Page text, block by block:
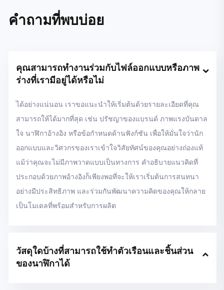
คำถามที่พบบ่อย
คุณสามารถทำงานร่วมกับไฟล์ออกแบบหรือภาพ
ร่างที่เรามีอยู่ได้หรือไม่
ได้อย่างแน่นอน เราขอแนะนำให้เริ่มต้นด้วยรายละเอียดที่คุณ
สามารถให้ได้มากที่สุด เช่น ปรัชญาของแบรนด์ ภาพแรงบันดาล
ใจ นาฬิกาอ้างอิง หรือข้อกำหนดด้านฟังก์ชัน เพื่อให้มั่นใจว่านัก
ออกแบบและวิศวกรของเราเข้าใจวิสัยทัศน์ของคุณอย่างถ่องแท้
แม้ว่าคุณจะไม่มีภาพวาดแบบเป็นทางการ คำอธิบายแนวคิดที่
ประกอบด้วยภาพอ้างอิงก็เพียงพอที่จะให้เราเริ่มต้นการสนทนา
อย่างมีประสิทธิภาพ และร่วมกันพัฒนาความคิดของคุณให้กลาย
เป็นโมเดลที่พร้อมสำหรับการผลิต
วัสดุใดบ้างที่สามารถใช้ทำตัวเรือนและชิ้นส่วน
ของนาฬิกาได้